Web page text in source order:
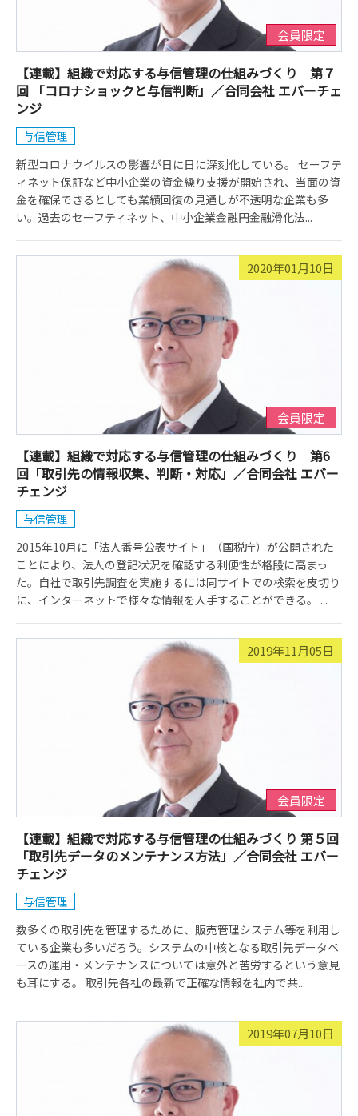
会員限定
【連載】組織で対応する与信管理の仕組みづくり 第７
回 「コロナショックと与信判断」／合同会社 エバーチェ
ンジ
与信管理
新型コロナウイルスの影響が日に日に深刻化している。 セーフテ
ィネット保証など中小企業の資金繰り支援が開始され、当面の資
金を確保できるとしても業績回復の見通しが不透明な企業も多
い。過去のセーフティネット、中小企業金融円金融滑化法...
2020年01月10日
会員限定
【連載】組織で対応する与信管理の仕組みづくり 第6
回「取引先の情報収集、判断・対応」／合同会社 エバー
チェンジ
与信管理
2015年10月に「法人番号公表サイト」（国税庁）が公開された
ことにより、法人の登記状況を確認する利便性が格段に高まっ
た。自社で取引先調査を実施するには同サイトでの検索を皮切り
に、インターネットで様々な情報を入手することができる。 ...
2019年11月05日
会員限定
【連載】組織で対応する与信管理の仕組みづくり 第５回
「取引先データのメンテナンス方法」／合同会社 エバー
チェンジ
与信管理
数多くの取引先を管理するために、販売管理システム等を利用し
ている企業も多いだろう。システムの中核となる取引先データベ
ースの運用・メンテナンスについては意外と苦労するという意見
も耳にする。 取引先各社の最新で正確な情報を社内で共...
2019年07月10日